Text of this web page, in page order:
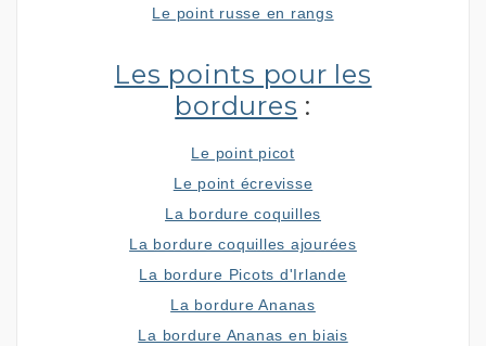
Le point russe en rangs
Les points pour les
bordures :
Le point picot
Le point écrevisse
La bordure coquilles
La bordure coquilles ajourées
La bordure Picots d'Irlande
La bordure Ananas
La bordure Ananas en biais